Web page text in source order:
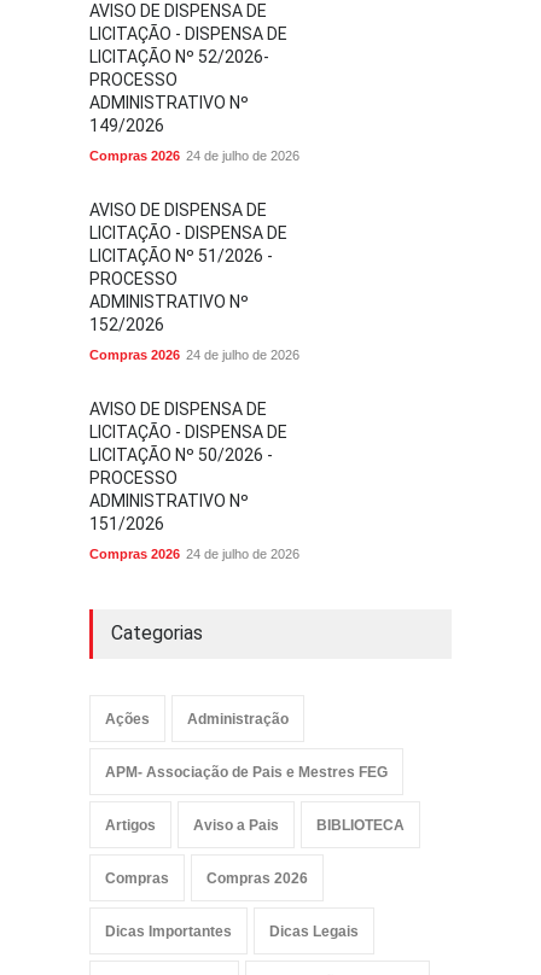
AVISO DE DISPENSA DE
LICITAÇÃO - DISPENSA DE
LICITAÇÃO Nº 52/2026-
PROCESSO
ADMINISTRATIVO Nº
149/2026
Compras 2026 24 de julho de 2026
AVISO DE DISPENSA DE
LICITAÇÃO - DISPENSA DE
LICITAÇÃO Nº 51/2026 -
PROCESSO
ADMINISTRATIVO Nº
152/2026
Compras 2026 24 de julho de 2026
AVISO DE DISPENSA DE
LICITAÇÃO - DISPENSA DE
LICITAÇÃO Nº 50/2026 -
PROCESSO
ADMINISTRATIVO Nº
151/2026
Compras 2026 24 de julho de 2026
Categorias
Ações Administração
APM- Associação de Pais e Mestres FEG
Artigos Aviso a Pais BIBLIOTECA
Compras Compras 2026
Dicas Importantes Dicas Legais